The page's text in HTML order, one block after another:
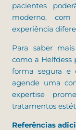
pacientes
moderno,
experiência
Para saber
como a Helfdess
forma segura e
agende uma
expertise
tratamentos
Referências